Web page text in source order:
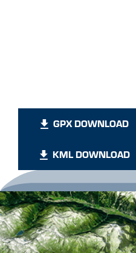
GPX DOWNLOAD
KML DOWNLOAD